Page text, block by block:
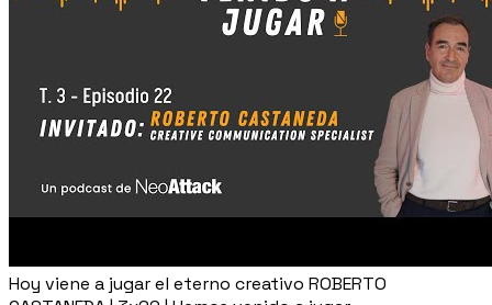
Hoy viene a jugar el eterno creativo ROBERTO